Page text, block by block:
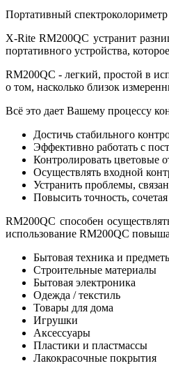
Портативный
X-Rite RM200QC устранит
портативного устройства,
RM200QC - легкий, простой в
о том, насколько близок
Всё это дает Вашему процессу
Достичь стабильного
Эффективно работать с
Контролировать цветовые
Осуществлять входной
Устранить проблемы,
Повысить точность,
RM200QC способен
использование RM200QC
Бытовая техника и
Строительные материалы
Бытовая электроника
Одежда / текстиль
Товары для дома
Игрушки
Аксессуары
Пластики и пластмассы
Лакокрасочные покрытия